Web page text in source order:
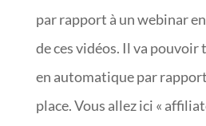
par rapport à un webinar
de ces vidéos. Il va pouvoir
en automatique par rapport
place. Vous allez ici «